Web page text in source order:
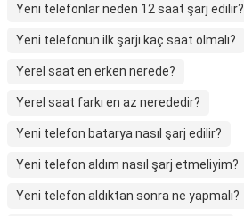
Yeni telefonlar neden 12 saat şarj edilir?
Yeni telefonun ilk şarjı kaç saat olmalı?
Yerel saat en erken nerede?
Yerel saat farkı en az nerededir?
Yeni telefon batarya nasıl şarj edilir?
Yeni telefon aldım nasıl şarj etmeliyim?
Yeni telefon aldıktan sonra ne yapmalı?